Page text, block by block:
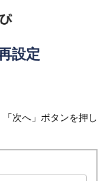
設定
次へ」ボタンを押し